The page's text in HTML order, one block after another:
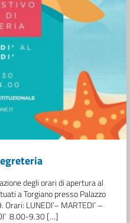
degli orari di apertura al
a Torgiano presso Palazzo
LUNEDI’– MARTEDI’ –
8.00-9.30 […]